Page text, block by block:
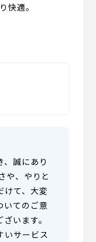
快適。
、誠にあり
や、やりと
けて、大変
いてのご意
います。
いサービス